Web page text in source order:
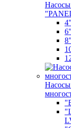
4"
6"
8"
Насосы